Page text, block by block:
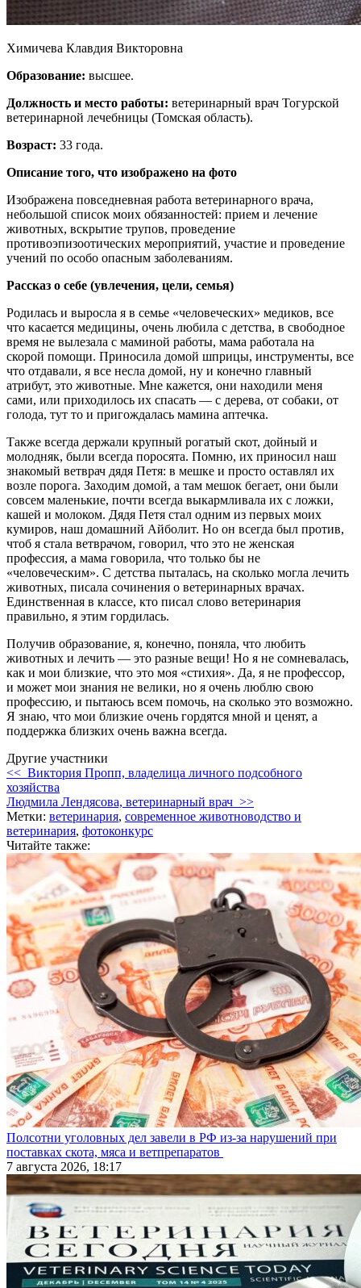
Химичева Клавдия Викторовна
Образование: высшее.
Должность и место работы: ветеринарный врач Тогурской
ветеринарной лечебницы (Томская область).
Возраст: 33 года.
Описание того, что изображено на фото
Изображена повседневная работа ветеринарного врача,
небольшой список моих обязанностей: прием и лечение
животных, вскрытие трупов, проведение
противоэпизоотических мероприятий, участие и проведение
учений по особо опасным заболеваниям.
Рассказ о себе (увлечения, цели, семья)
Родилась и выросла я в семье «человеческих» медиков, все
что касается медицины, очень любила с детства, в свободное
время не вылезала с маминой работы, мама работала на
скорой помощи. Приносила домой шприцы, инструменты, все
что отдавали, я все несла домой, ну и конечно главный
атрибут, это животные. Мне кажется, они находили меня
сами, или приходилось их спасать — с дерева, от собаки, от
голода, тут то и пригождалась мамина аптечка.
Также всегда держали крупный рогатый скот, дойный и
молодняк, были всегда поросята. Помню, их приносил наш
знакомый ветврач дядя Петя: в мешке и просто оставлял их
возле порога. Заходим домой, а там мешок бегает, они были
совсем маленькие, почти всегда выкармливала их с ложки,
кашей и молоком. Дядя Петя стал одним из первых моих
кумиров, наш домашний Айболит. Но он всегда был против,
чтоб я стала ветврачом, говорил, что это не женская
профессия, а мама говорила, что только бы не
«человеческим». С детства пыталась, на сколько могла лечить
животных, писала сочинения о ветеринарных врачах.
Единственная в классе, кто писал слово ветеринария
правильно, я этим гордилась.
Получив образование, я, конечно, поняла, что любить
животных и лечить — это разные вещи! Но я не сомневалась,
как и мои близкие, что это моя «стихия». Да, я не профессор,
и может мои знания не велики, но я очень люблю свою
профессию, и пытаюсь всем помочь, на сколько это возможно.
Я знаю, что мои близкие очень гордятся мной и ценят, а
поддержка близких очень важна всегда.
Другие участники
<< Виктория Пропп, владелица личного подсобного
хозяйства
Людмила Лендясова, ветеринарный врач >>
Метки: ветеринария, современное животноводство и
ветеринария, фотоконкурс
Читайте также:
Полсотни уголовных дел завели в РФ из-за нарушений при
поставках скота, мяса и ветпрепаратов
7 августа 2026, 18:17